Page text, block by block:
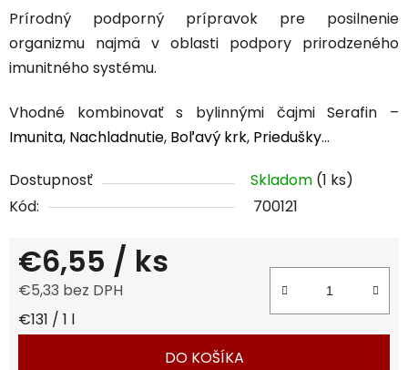
Prírodný podporný prípravok pre posilnenie
organizmu najmä v oblasti podpory prirodzeného
imunitného systému.
Vhodné kombinovať s bylinnými čajmi Serafin –
Imunita, Nachladnutie, Boľavý krk, Priedušky...
Dostupnosť Skladom (1 ks)
Kód:
700121
€6,55 / ks
€5,33 bez DPH
Jednotková cena:
€131 / 1 l
DO KOŠÍKA